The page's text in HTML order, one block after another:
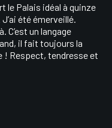
le Palais idéal à quinze
été émerveillé.
C’est un langage
il fait toujours la
! Respect, tendresse et